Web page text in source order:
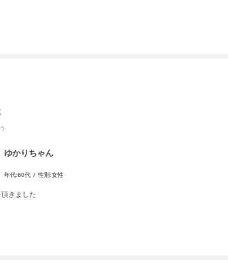
ゆかりちゃん
年代:60代 性別:女性
きました